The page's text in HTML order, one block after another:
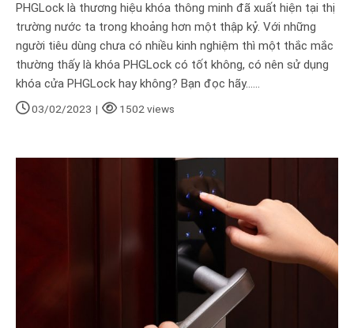
PHGLock là thương hiệu khóa thông minh đã xuất hiện tại thị
trường nước ta trong khoảng hơn một thập kỷ. Với những
người tiêu dùng chưa có nhiều kinh nghiệm thì một thắc mắc
thường thấy là khóa PHGLock có tốt không, có nên sử dụng
khóa cửa PHGLock hay không? Bạn đọc hãy......
03/02/2023 | 1502 views